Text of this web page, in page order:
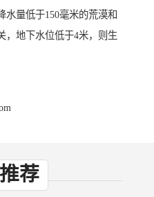
水量低于150毫米的荒漠和
，地下水位低于4米，则生
荐